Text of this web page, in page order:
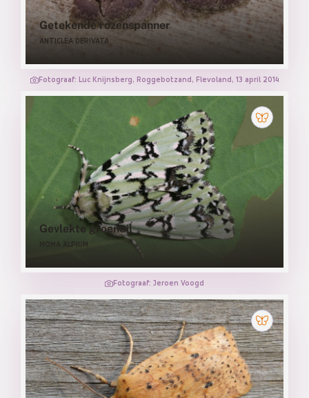
Getekende rozenspanner
ANTICLEA DERIVATA
Fotograaf: Luc Knijnsberg, Roggebotzand, Flevoland, 13 april 2014
Gevlekte groenuil
MOMA ALPIUM
Fotograaf: Jeroen Voogd